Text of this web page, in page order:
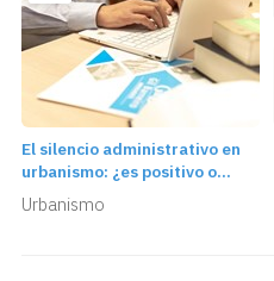
El silencio administrativo en
urbanismo: ¿es positivo o
negativo?
Urbanismo